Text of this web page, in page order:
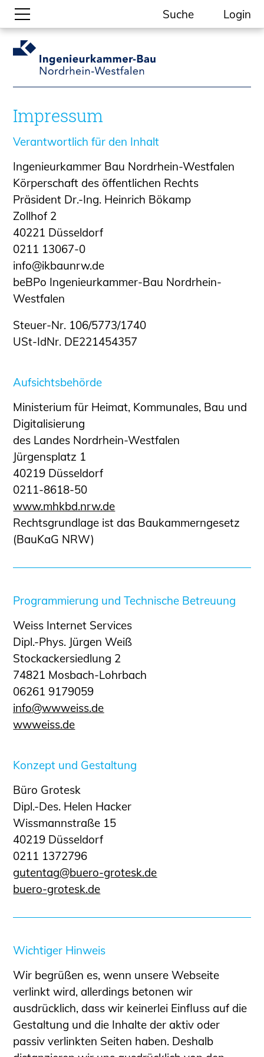
Suche
Gesellschaftliche Themen
Aktuelle Meldungen
Kein Ding ohne ING.
Ingenieurkammer-Bau NRW
Aufgaben
Gremien
Geschäftsstelle
Mitgliedschaft
Veranstaltungsformate
Unsere Publikationen
Informationen für Fortbildungsträger
Anträge, Anzeigen, Formulare
Informationen für Ingenieurinnen
Planungswettbewerbe
Publikationen
Stellenbörse
Staatlich anerkannte Sachverständige
Öffentlich bestellte und vereidigte
Sachverständige
Prüfsachverständige
Qualifizierte Tragwerksplaner/-innen
Bauvorlageberechtigte
Sachkundige für Zustands- und
Abwasserleitungen
Ingenieurkammern
Büronachfolge
Zusatzqualifikationen
Geschützter Bereich
Informationen für Auftraggeber und
Verbraucher
Ingenieursuche (Mitglieder der IK-Bau
NRW)
Bauherren-ABC
Schüler und Studierende
Projekte für Schülerinnen und Schüler
START.ING. Das Studierenden Praxis-
Programm
Wissenswertes für Studierende
Wettbewerbe für Studierende
BLING.BLING.
Kammer Newsletter
Kontakt und Anfahrt
Impressum
Datenschutz
Ingenieurakademie West
Login
Impressum
Verantwortlich für den Inhalt
Ingenieurkammer Bau Nordrhein-Westfalen
Körperschaft des öffentlichen Rechts
Präsident Dr.-Ing. Heinrich Bökamp
Zollhof 2
40221 Düsseldorf
0211 13067-0
info@ikbaunrw.de
beBPo Ingenieurkammer-Bau Nordrhein-
Westfalen
Steuer-Nr. 106/5773/1740
USt-IdNr. DE221454357
Aufsichtsbehörde
Ministerium für Heimat, Kommunales, Bau und
Digitalisierung
des Landes Nordrhein-Westfalen
Jürgensplatz 1
40219 Düsseldorf
0211-8618-50
www.mhkbd.nrw.de
Rechtsgrundlage ist das Baukammerngesetz
(BauKaG NRW)
Programmierung und Technische Betreuung
Weiss Internet Services
Dipl.-Phys. Jürgen Weiß
Stockackersiedlung 2
74821 Mosbach-Lohrbach
06261 9179059
nf
www ss d
wwweiss.de
Konzept und Gestaltung
Büro Grotesk
Dipl.-Des. Helen Hacker
Wissmannstraße 15
40219 Düsseldorf
0211 1372796
g t nt g b r -gr t sk d
buero-grotesk.de
Wichtiger Hinweis
Wir begrüßen es, wenn unsere Webseite
verlinkt wird, allerdings betonen wir
ausdrücklich, dass wir keinerlei Einfluss auf die
Gestaltung und die Inhalte der aktiv oder
passiv verlinkten Seiten haben. Deshalb